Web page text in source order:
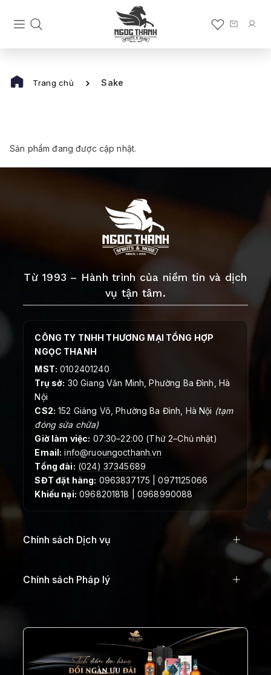
Trang chủ Sake
Sản phẩm đang được cập nhật.
Từ 1993 – Hành trình của niềm tin và dịch
vụ tận tâm.
CÔNG TY TNHH THƯƠNG MẠI TỔNG HỢP
NGỌC THANH
MST: 0102401240
Trụ sở: 30 Giang Văn Minh, Phường Ba Đình, Hà
Nội
CS2: 152 Giảng Võ, Phường Ba Đình, Hà Nội (tạm
đóng sửa chữa)
Giờ làm việc: 07:30–22:00 (Thứ 2–Chủ nhật)
Email: info@ruoungocthanh.vn
Tổng đài: (024) 37345689
SĐT đặt hàng: 0963837175 | 0971125066
Khiếu nại: 0968201818 | 0968990088
Chính sách Dịch vụ
Chính sách Pháp lý